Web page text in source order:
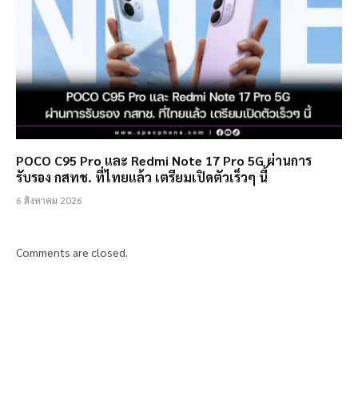
POCO C95 Pro และ Redmi Note 17 Pro 5G ผ่านการ
รับรอง กสทช. ที่ไทยแล้ว เตรียมเปิดตัวเร็วๆ นี้
6 สิงหาคม 2026
Comments are closed.